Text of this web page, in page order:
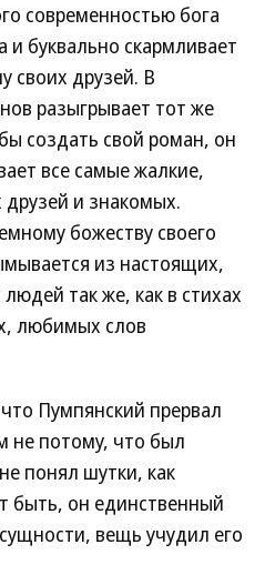
современностью бога
и буквально скармливает
своих друзей. В
разыгрывает тот же
создать свой роман, он
все самые жалкие,
и знакомых.
божеству своего
из настоящих,
так же, как в стихах
любимых слов
Пумпянский прервал
не потому, что был
понял шутки, как
быть, он единственный
вещь учудил его